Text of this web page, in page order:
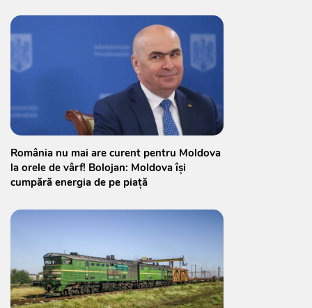
România nu mai are curent pentru Moldova
la orele de vârf! Bolojan: Moldova își
cumpără energia de pe piață